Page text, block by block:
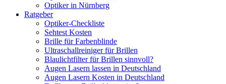
Optiker in Nürnberg
Ratgeber
Optiker-Checkliste
Sehtest Kosten
Brille für Farbenblinde
Ultraschallreiniger für Brillen
Blaulichtfilter für Brillen sinnvoll?
Augen Lasern lassen in Deutschland
Augen Lasern Kosten in Deutschland